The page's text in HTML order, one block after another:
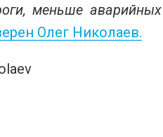
меньше
Олег Николаев.